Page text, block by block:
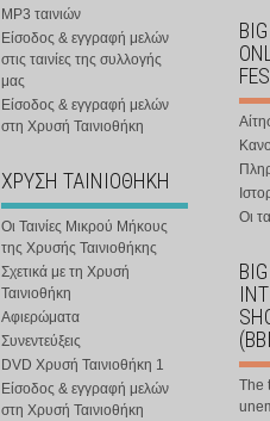
MP3 ταινιών
Είσοδος & εγγραφή μελών
στις ταινίες της συλλογής
μας
Είσοδος & εγγραφή μελών
στη Χρυσή Ταινιοθήκη
ΧΡΥΣΗ ΤΑΙΝΙΟΘΗΚΗ
Οι Ταινίες Μικρού Μήκους
της Χρυσής Ταινιοθήκης
Σχετικά με τη Χρυσή
Ταινιοθήκη
Αφιερώματα
Συνεντεύξεις
DVD Χρυσή Ταινιοθήκη 1
Είσοδος & εγγραφή μελών
στη Χρυσή Ταινιοθήκη
Οι
The